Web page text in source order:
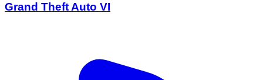
Grand Theft Auto VI